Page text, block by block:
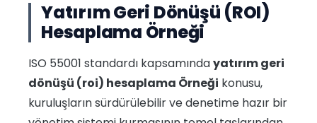
Yatırım Geri Dönüşü (ROI)
Hesaplama Örneği
ISO 55001 standardı kapsamındayatırım geri
dönüşü (roi) hesaplama Örneği konusu,
kuruluşların sürdürülebilir ve denetime hazır bir